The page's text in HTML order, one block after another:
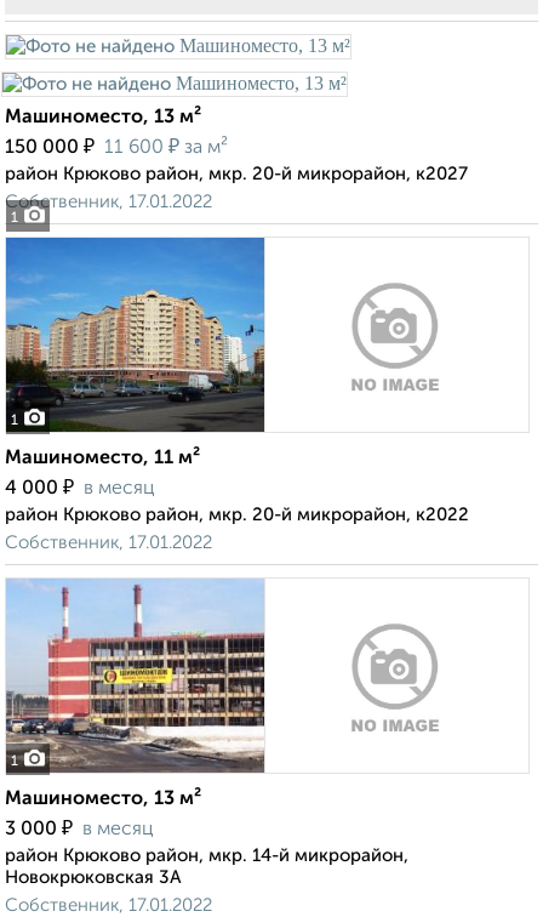
1
Машиноместо, 13 м²
150 000 ₽ 11 600 ₽ за м²
район Крюково район, мкр. 20-й микрорайон, к2027
Собственник, 17.01.2022
1
Машиноместо, 11 м²
4 000 ₽ в месяц
район Крюково район, мкр. 20-й микрорайон, к2022
Собственник, 17.01.2022
1
Машиноместо, 13 м²
3 000 ₽ в месяц
район Крюково район, мкр. 14-й микрорайон,
Новокрюковская 3А
Собственник, 17.01.2022